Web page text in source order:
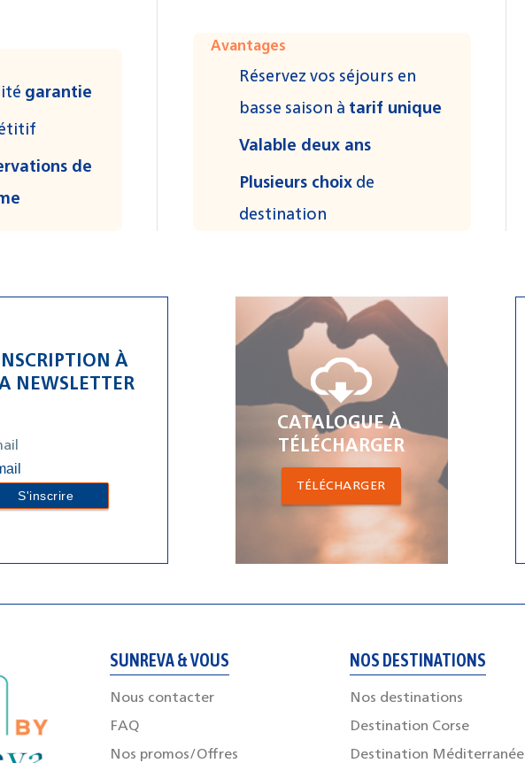
garantie
de
Avantages
Réservez vos séjours en
basse saison à tarif unique
Valable deux ans
Plusieurs choix de
destination
À
NEWSLETTER
CATALOGUE À
TÉLÉCHARGER
TÉLÉCHARGER
SUNREVA & VOUS
Nous contacter
FAQ
Nos promos/Offres
NOS DESTINATIONS
Nos destinations
Destination Corse
Destination Méditerranée